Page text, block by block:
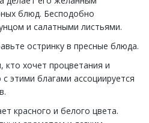
блюд. Бесподобно
и салатными листьями.
остринку в пресные блюда.
кто хочет процветания и
этими благами ассоциируется
красного и белого цвета.